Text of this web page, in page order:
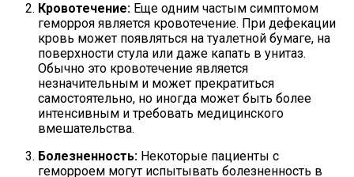
Кровотечение: Еще одним частым симптомом
геморроя является кровотечение. При дефекации
кровь может появляться на туалетной бумаге, на
поверхности стула или даже капать в унитаз.
Обычно это кровотечение является
незначительным и может прекратиться
самостоятельно, но иногда может быть более
интенсивным и требовать медицинского
вмешательства.
Болезненность: Некоторые пациенты с
геморроем могут испытывать болезненность в